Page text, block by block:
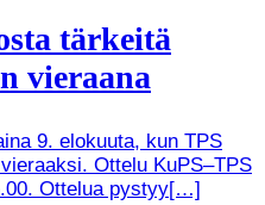
tärkeitä
vieraana
9. elokuuta, kun TPS
Ottelu KuPS–TPS
Ottelua pystyy[…]